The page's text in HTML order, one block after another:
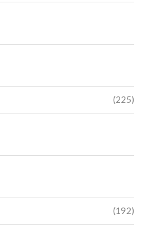
(225)
(192)